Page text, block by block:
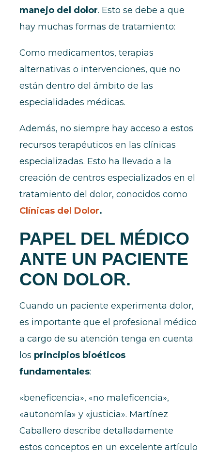
manejo del dolor. Esto se debe a que
hay muchas formas de tratamiento:
Como medicamentos, terapias
alternativas o intervenciones, que no
están dentro del ámbito de las
especialidades médicas.
Además, no siempre hay acceso a estos
recursos terapéuticos en las clínicas
especializadas. Esto ha llevado a la
creación de centros especializados en el
tratamiento del dolor, conocidos como
Clínicas del Dolor.
PAPEL DEL MÉDICO
ANTE UN PACIENTE
CON DOLOR.
Cuando un paciente experimenta dolor,
es importante que el profesional médico
a cargo de su atención tenga en cuenta
los principios bioéticos
fundamentales:
«beneficencia», «no maleficencia»,
«autonomía» y «justicia». Martínez
Caballero describe detalladamente
estos conceptos en un excelente artículo